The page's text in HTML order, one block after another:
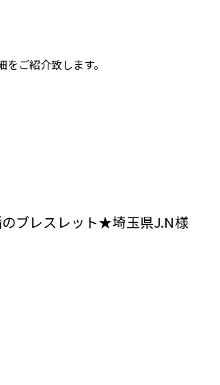
ご紹介致します。
ブレスレット★埼玉県J.N様